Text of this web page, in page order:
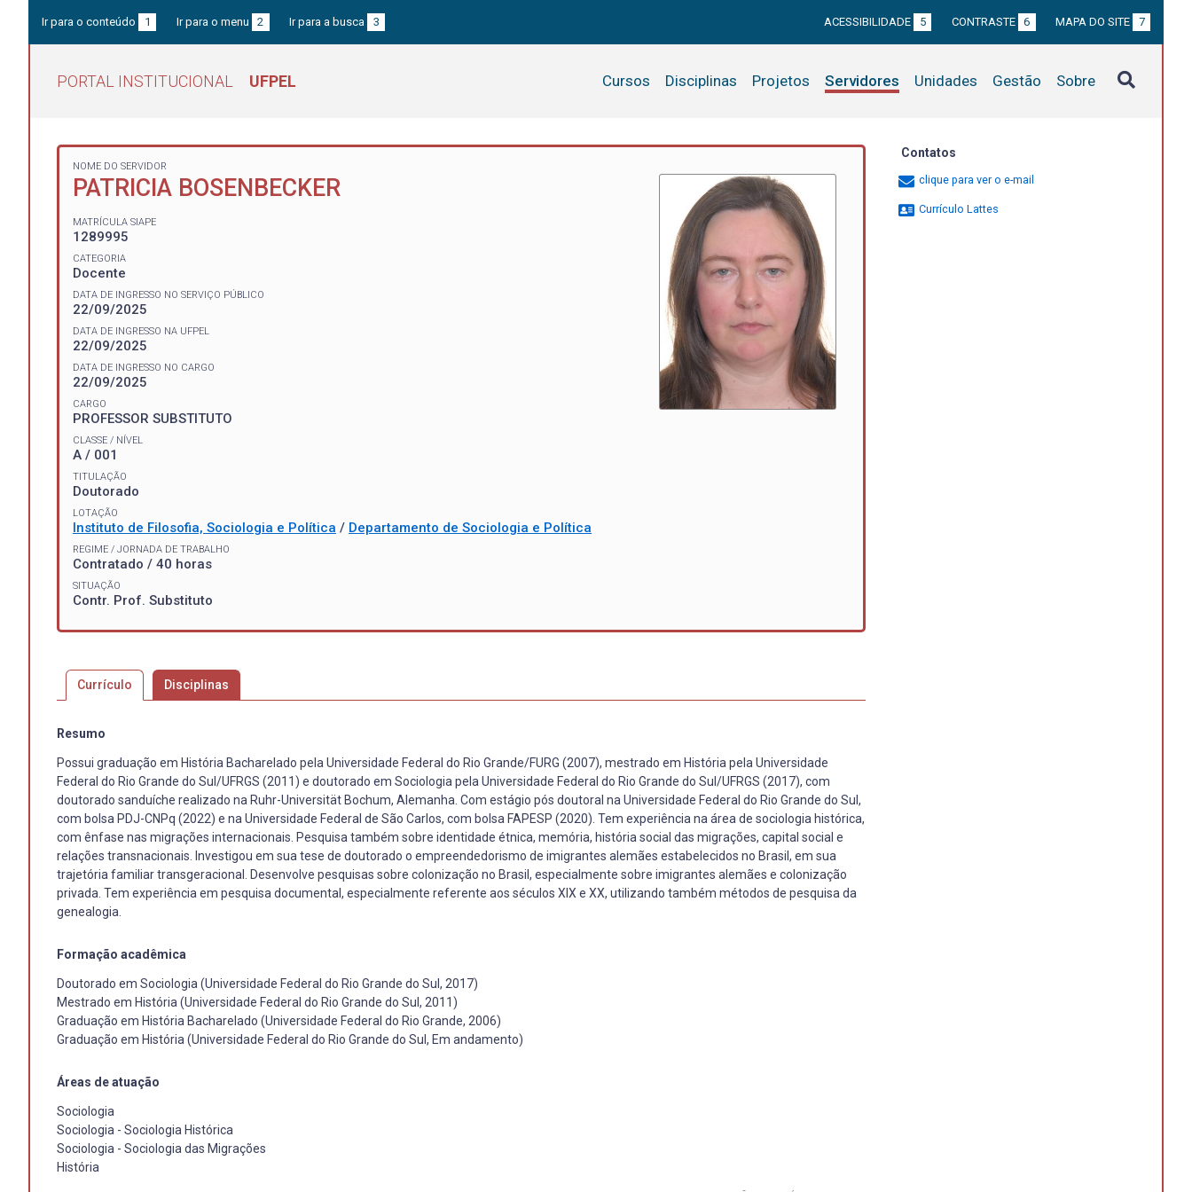
Ir para o conteúdo 1 Ir para o menu 2 Ir para a busca 3 ACESSIBILIDADE 5 CONTRASTE 6 MAPA DO SITE 7
PORTAL INSTITUCIONAL UFPEL Cursos Disciplinas Projetos Servidores Unidades Gestão Sobre
NOME DO SERVIDOR
PATRICIA BOSENBECKER
MATRÍCULA SIAPE
1289995
CATEGORIA
Docente
DATA DE INGRESSO NO SERVIÇO PÚBLICO
22/09/2025
DATA DE INGRESSO NA UFPEL
22/09/2025
DATA DE INGRESSO NO CARGO
22/09/2025
CARGO
PROFESSOR SUBSTITUTO
CLASSE / NÍVEL
A / 001
TITULAÇÃO
Doutorado
LOTAÇÃO
Instituto de Filosofia, Sociologia e Política / Departamento de Sociologia e Política
REGIME / JORNADA DE TRABALHO
Contratado / 40 horas
SITUAÇÃO
Contr. Prof. Substituto
Currículo Disciplinas
Resumo
Possui graduação em História Bacharelado pela Universidade Federal do Rio Grande/FURG (2007), mestrado em História pela Universidade
Federal do Rio Grande do Sul/UFRGS (2011) e doutorado em Sociologia pela Universidade Federal do Rio Grande do Sul/UFRGS (2017), com
doutorado sanduíche realizado na Ruhr-Universität Bochum, Alemanha. Com estágio pós doutoral na Universidade Federal do Rio Grande do Sul,
com bolsa PDJ-CNPq (2022) e na Universidade Federal de São Carlos, com bolsa FAPESP (2020). Tem experiência na área de sociologia histórica,
com ênfase nas migrações internacionais. Pesquisa também sobre identidade étnica, memória, história social das migrações, capital social e
relações transnacionais. Investigou em sua tese de doutorado o empreendedorismo de imigrantes alemães estabelecidos no Brasil, em sua
trajetória familiar transgeracional. Desenvolve pesquisas sobre colonização no Brasil, especialmente sobre imigrantes alemães e colonização
privada. Tem experiência em pesquisa documental, especialmente referente aos séculos XIX e XX, utilizando também métodos de pesquisa da
genealogia.
Formação acadêmica
Doutorado em Sociologia (Universidade Federal do Rio Grande do Sul, 2017)
Mestrado em História (Universidade Federal do Rio Grande do Sul, 2011)
Graduação em História Bacharelado (Universidade Federal do Rio Grande, 2006)
Graduação em História (Universidade Federal do Rio Grande do Sul, Em andamento)
Áreas de atuação
Sociologia
Sociologia - Sociologia Histórica
Sociologia - Sociologia das Migrações
História
Contatos
clique para ver o e-mail
Currículo Lattes